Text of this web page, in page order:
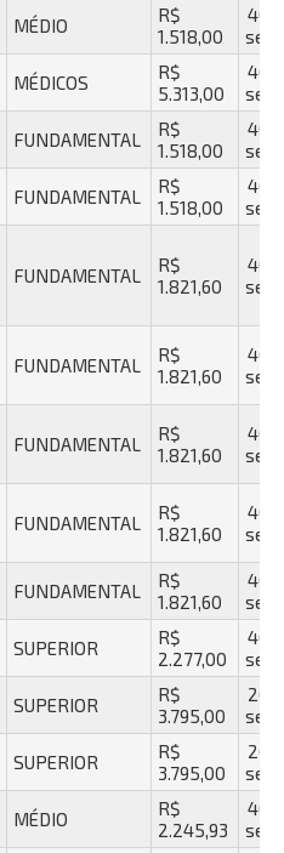
MÉDIO
R$
1.518,00
40
MÉDICOS
R$
5.313,00
40
FUNDAMENTAL
R$
1.518,00
40
FUNDAMENTAL
R$
1.518,00
40
FUNDAMENTAL
R$
1.821,60
40
FUNDAMENTAL
R$
1.821,60
40
FUNDAMENTAL
R$
1.821,60
40
FUNDAMENTAL
R$
1.821,60
40
FUNDAMENTAL
R$
1.821,60
40
SUPERIOR
R$
2.277,00
40
SUPERIOR
R$
3.795,00
20
SUPERIOR
R$
3.795,00
20
MÉDIO
R$
2.245,93
40